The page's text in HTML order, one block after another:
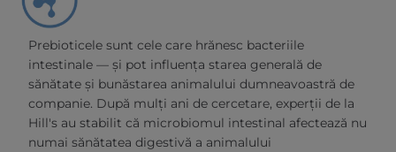
Prebioticele sunt cele care hrănesc bacteriile
intestinale — și pot influența starea generală de
sănătate și bunăstarea animalului dumneavoastră de
companie. După mulți ani de cercetare, experții de la
Hill's au stabilit că microbiomul intestinal afectează nu
numai sănătatea digestivă a animalului